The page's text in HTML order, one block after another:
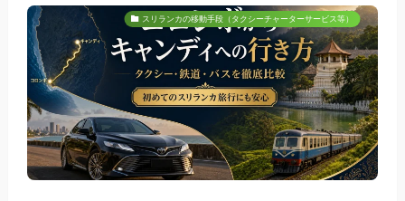
スリランカの移動手段（タクシーチャーターサービス等）